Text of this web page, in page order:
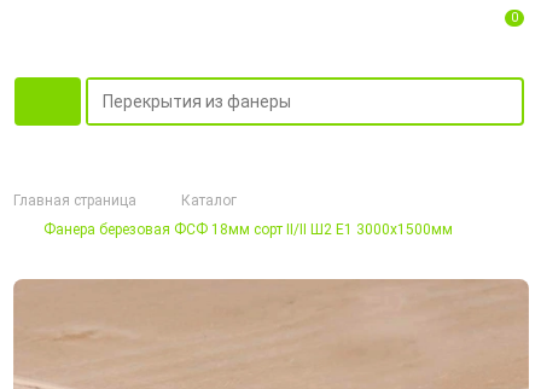
0
Главная страница
Каталог
Фанера березовая ФСФ 18мм сорт II/II Ш2 Е1 3000х1500мм